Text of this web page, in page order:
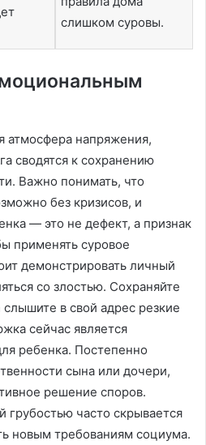
слишком суровы.
атмосфера напряжения,
сводятся к сохранению
Важно понимать, что
без кризисов, и
— это не дефект, а признак
применять суровое
демонстрировать личный
со злостью. Сохраняйте
в свой адрес резкие
сейчас является
ребенка. Постепенно
сына или дочери,
решение споров.
грубостью часто скрывается
новым требованиям социума.